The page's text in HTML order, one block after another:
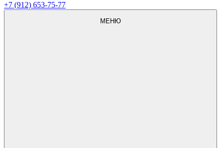
+7 (912) 653-75-77
МЕНЮ